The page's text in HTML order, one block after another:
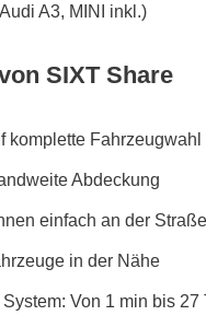
A3, MINI inkl.)
SIXT Share
komplette
Abdeckung
einfach an der
in der Nähe
Von 1 min bis 27